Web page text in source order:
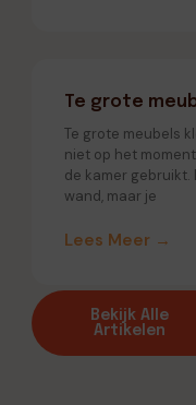
Te grote
Te grote meubels
niet op het
de kamer
wand, maar je
Lees Meer →
Bekijk Alle
Artikelen